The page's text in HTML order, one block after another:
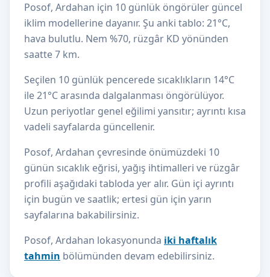
Posof, Ardahan için 10 günlük öngörüler güncel
iklim modellerine dayanır. Şu anki tablo: 21°C,
hava bulutlu. Nem %70, rüzgâr KD yönünden
saatte 7 km.
Seçilen 10 günlük pencerede sıcaklıkların 14°C
ile 21°C arasında dalgalanması öngörülüyor.
Uzun periyotlar genel eğilimi yansıtır; ayrıntı kısa
vadeli sayfalarda güncellenir.
Posof, Ardahan çevresinde önümüzdeki 10
günün sıcaklık eğrisi, yağış ihtimalleri ve rüzgâr
profili aşağıdaki tabloda yer alır. Gün içi ayrıntı
için bugün ve saatlik; ertesi gün için yarın
sayfalarına bakabilirsiniz.
Posof, Ardahan lokasyonunda iki haftalık
tahmin bölümünden devam edebilirsiniz.